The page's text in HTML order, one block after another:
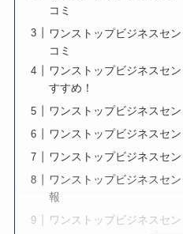
コミ
ワンストップビジネスセ
コミ
ワンストップビジネスセ
すすめ！
ワンストップビジネスセ
ワンストップビジネスセ
ワンストップビジネスセ
ワンストップビジネスセ
報
ワンストップビジネスセ